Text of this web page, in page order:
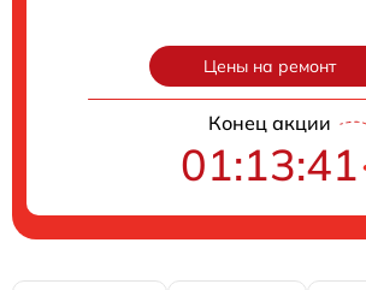
Цены на ремонт
Конец акции
01:13:40